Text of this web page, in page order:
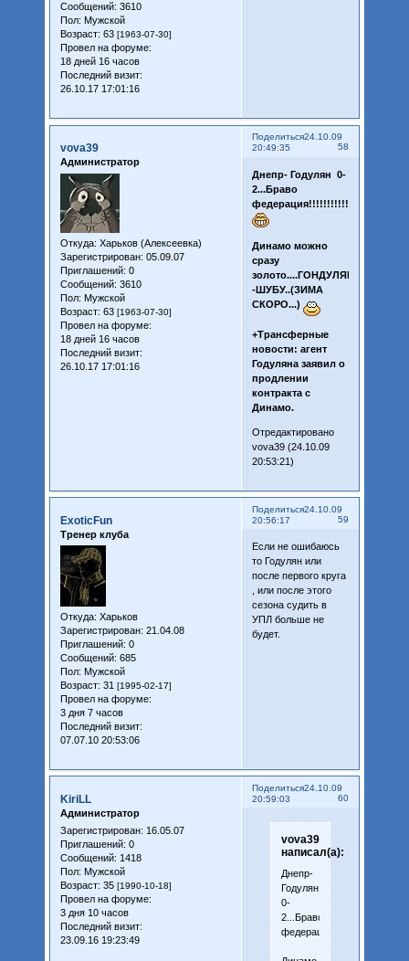
Сообщений: 3610
Пол: Мужской
Возраст: 63 [1963-07-30]
Провел на форуме:
18 дней 16 часов
Последний визит:
26.10.17 17:01:16
Поделиться
58
24.10.09
20:49:35
vova39
Администратор
Откуда: Харьков (Алексеевка)
Зарегистрирован: 05.09.07
Приглашений: 0
Сообщений: 3610
Пол: Мужской
Возраст: 63 [1963-07-30]
Провел на форуме:
18 дней 16 часов
Последний визит:
26.10.17 17:01:16
Днепр- Годулян 0-
2...Браво
федерация!!!!!!!!!!!!
Динамо можно
сразу
золото....ГОНДУЛЯНУ
-ШУБУ..(ЗИМА
СКОРО...)
+Трансферныe
новости: агент
Годуляна заявил о
продлении
контракта с
Динамо.
Отредактировано
vova39 (24.10.09
20:53:21)
Поделиться
59
24.10.09
20:56:17
ExoticFun
Тренер клуба
Откуда: Харьков
Зарегистрирован: 21.04.08
Приглашений: 0
Сообщений: 685
Пол: Мужской
Возраст: 31 [1995-02-17]
Провел на форуме:
3 дня 7 часов
Последний визит:
07.07.10 20:53:06
Если не ошибаюсь
то Годулян или
после первого круга
, или после этого
сезона судить в
УПЛ больше не
будет.
Поделиться
60
24.10.09
20:59:03
KiriLL
Администратор
Зарегистрирован: 16.05.07
Приглашений: 0
Сообщений: 1418
Пол: Мужской
Возраст: 35 [1990-10-18]
Провел на форуме:
3 дня 10 часов
Последний визит:
23.09.16 19:23:49
vova39
написал(а):
Днепр-
Годулян
0-
2...Браво
федерация!!!!!!!!!!!!